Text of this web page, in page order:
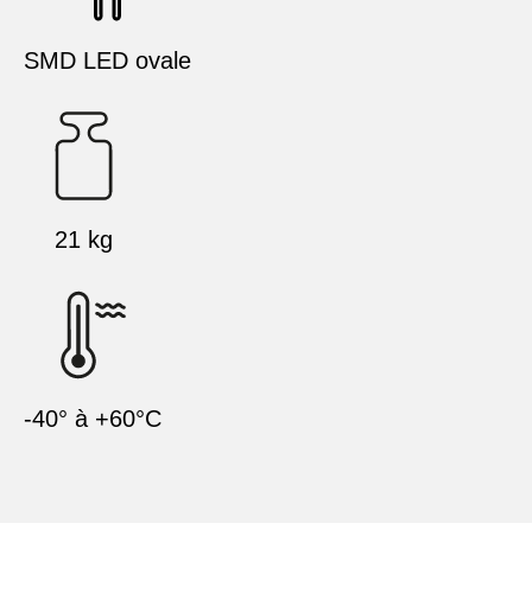
SMD LED ovale
21 kg
-40° à +60°C